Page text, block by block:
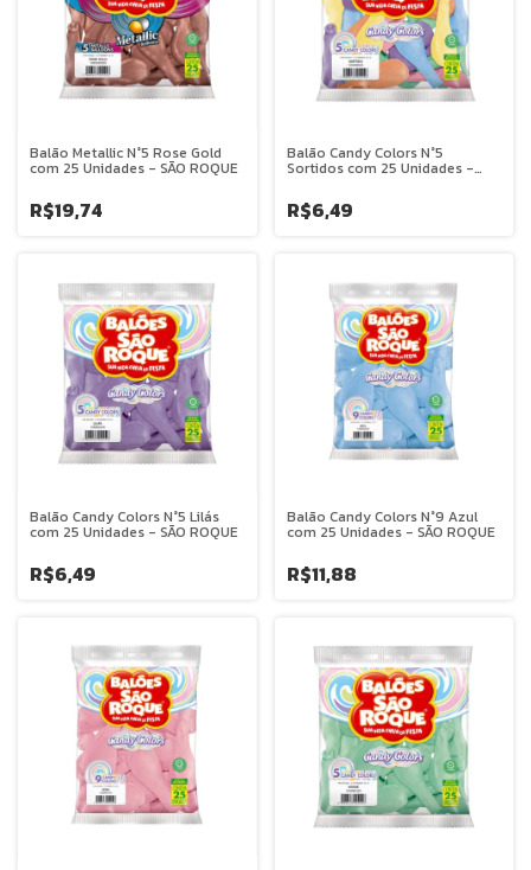
Balão Metallic N°5 Rose Gold
com 25 Unidades - SÃO ROQUE
R$19,74
Balão Candy Colors N°5
Sortidos com 25 Unidades -
R$6,49
Balão Candy Colors N°5 Lilás
com 25 Unidades - SÃO ROQUE
R$6,49
Balão Candy Colors N°9 Azul
com 25 Unidades - SÃO ROQUE
R$11,88